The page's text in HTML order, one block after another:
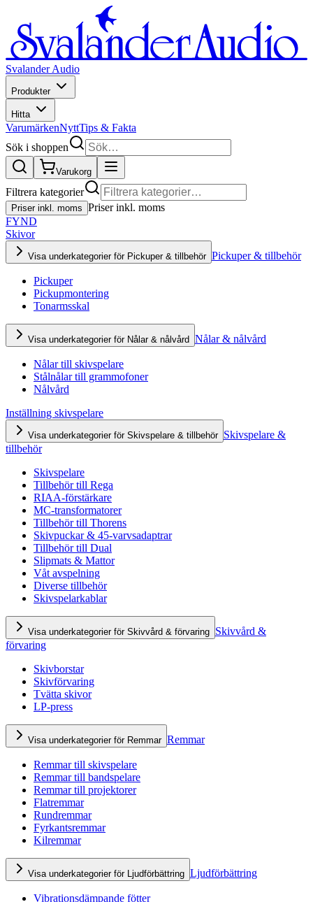
Svalander Audio
Produkter
Hitta
VarumärkenNyttTips & Fakta
Sök i shoppen
Varukorg
Filtrera kategorier
Priser inkl. moms Priser inkl. moms
FYND
Skivor
Visa underkategorier för Pickuper & tillbehör Pickuper & tillbehör
Pickuper
Pickupmontering
Tonarmsskal
Visa underkategorier för Nålar & nålvård Nålar & nålvård
Nålar till skivspelare
Stålnålar till grammofoner
Nålvård
Inställning skivspelare
Visa underkategorier för Skivspelare & tillbehör Skivspelare &
tillbehör
Skivspelare
Tillbehör till Rega
RIAA-förstärkare
MC-transformatorer
Tillbehör till Thorens
Skivpuckar & 45-varvsadaptrar
Tillbehör till Dual
Slipmats & Mattor
Våt avspelning
Diverse tillbehör
Skivspelarkablar
Visa underkategorier för Skivvård & förvaring Skivvård &
förvaring
Skivborstar
Skivförvaring
Tvätta skivor
LP-press
Visa underkategorier för Remmar Remmar
Remmar till skivspelare
Remmar till bandspelare
Remmar till projektorer
Flatremmar
Rundremmar
Fyrkantsremmar
Kilremmar
Visa underkategorier för Ljudförbättring Ljudförbättring
Vibrationsdämpande fötter